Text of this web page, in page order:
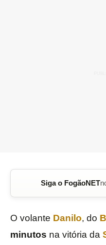
Siga o FogãoNET
O volante Danilo, do
minutos na vitória da